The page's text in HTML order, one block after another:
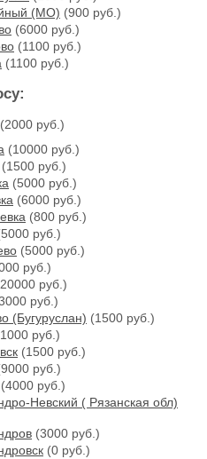
(МО) (900 руб.)
(6000 руб.)
(1100 руб.)
(1100 руб.)
(2000 руб.)
(10000 руб.)
(1500 руб.)
(5000 руб.)
(6000 руб.)
(800 руб.)
руб.)
(5000 руб.)
руб.)
руб.)
руб.)
(Бугуруслан) (1500 руб.)
руб.)
(1500 руб.)
руб.)
(4000 руб.)
Невский ( Рязанская обл)
(3000 руб.)
(0 руб.)